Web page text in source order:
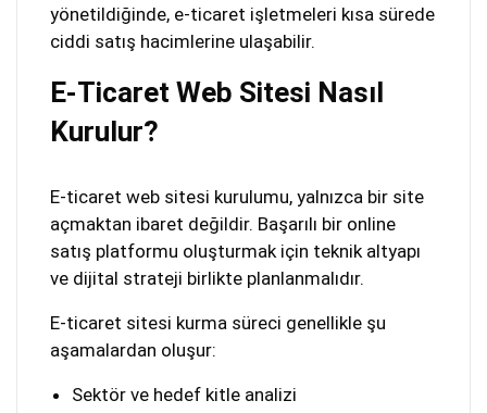
yönetildiğinde, e-ticaret işletmeleri kısa sürede
ciddi satış hacimlerine ulaşabilir.
E-Ticaret Web Sitesi Nasıl
Kurulur?
E-ticaret web sitesi kurulumu, yalnızca bir site
açmaktan ibaret değildir. Başarılı bir online
satış platformu oluşturmak için teknik altyapı
ve dijital strateji birlikte planlanmalıdır.
E-ticaret sitesi kurma süreci genellikle şu
aşamalardan oluşur:
Sektör ve hedef kitle analizi